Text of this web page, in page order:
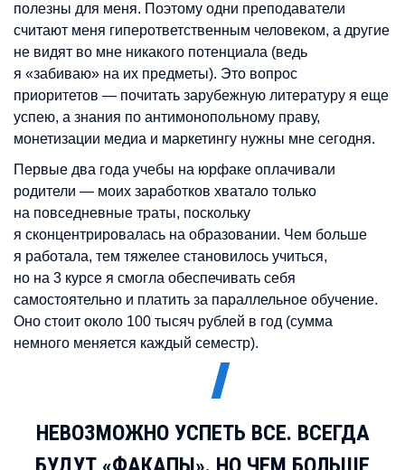
полезны для меня. Поэтому одни преподаватели
считают меня гиперответственным человеком, а другие
не видят во мне никакого потенциала (ведь
я «забиваю» на их предметы). Это вопрос
приоритетов — почитать зарубежную литературу я еще
успею, а знания по антимонопольному праву,
монетизации медиа и маркетингу нужны мне сегодня.
Первые два года учебы на юрфаке оплачивали
родители — моих заработков хватало только
на повседневные траты, поскольку
я сконцентрировалась на образовании. Чем больше
я работала, тем тяжелее становилось учиться,
но на 3 курсе я смогла обеспечивать себя
самостоятельно и платить за параллельное обучение.
Оно стоит около 100 тысяч рублей в год (сумма
немного меняется каждый семестр).
НЕВОЗМОЖНО УСПЕТЬ ВСЕ. ВСЕГДА